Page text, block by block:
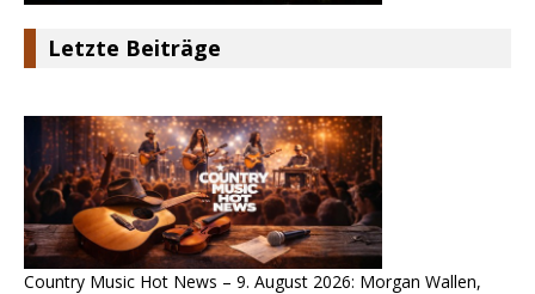
Letzte Beiträge
Country Music Hot News – 9. August 2026: Morgan Wallen,